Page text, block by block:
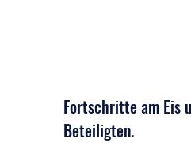
Fortschritte am Eis
Beteiligten.